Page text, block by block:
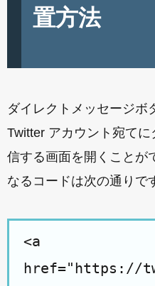
置方法
ダイレクトメッセージボ
Twitter アカウント宛て
信する画面を開くことが
なるコードは次の通りで
<a
href="https://